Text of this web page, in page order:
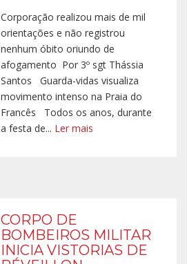
Corporação realizou mais de mil
orientações e não registrou
nenhum óbito oriundo de
afogamento Por 3º sgt Thássia
Santos Guarda-vidas visualiza
movimento intenso na Praia do
Francês Todos os anos, durante
a festa de... Ler mais
CORPO DE
BOMBEIROS MILITAR
INICIA VISTORIAS DE